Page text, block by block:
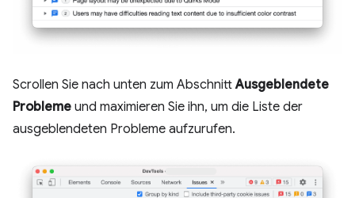
Scrollen Sie nach unten zum AbschnittAusgeblendete
Probleme und maximieren Sie ihn, um die Liste der
ausgeblendeten Probleme aufzurufen.